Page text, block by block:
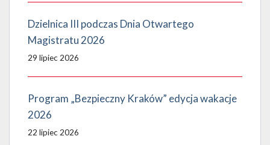
Dzielnica III podczas Dnia Otwartego
Magistratu 2026
29 lipiec 2026
Program „Bezpieczny Kraków” edycja wakacje
2026
22 lipiec 2026